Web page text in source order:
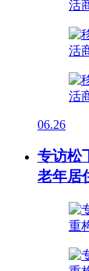
06.26
专访松
老年居